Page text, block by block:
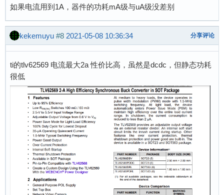
如果电流用到1A，器件的功耗mA级与uA级没差别
kekemuyu #8 2021-05-08 10:36:34 分享评论
ti的tlv62569 电流最大2a 性价比高，虽然是dcdc，但静态功耗
很低